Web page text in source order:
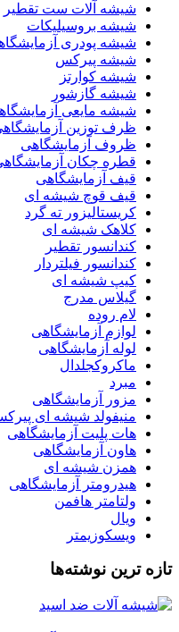
شیشه آلات ست تقطیر
شیشه بروسیلیکات
شیشه پودری
شیشه پیرکس
شیشه کوارتز
شیشه گازشور
شیشه مایعی
ظرف توزین
ظروف آزمایشگاهی
قطره چکان
قیف آزمایشگاهی
قیف قوچ شیشه ای
کریستالیزور ته گرد
کلاهک شیشه ای
کندانسور تقطیر
کندانسور فیلتردار
کیپ شیشه ای
گیلاس مدرج
لام روده
لوازم آزمایشگاهی
لوله آزمایشگاهی
ماکروکجلدال
مبرد
مزور آزمایشگاهی
منیفولد شیشه ای
هات پلیت آزمایشگاهی
هاون آزمایشگاهی
همزن شیشه ای
هیدرومتر آزمایشگاهی
ولتامتر هافمن
ویال
ویسکوزیمتر
تازه ترین نوشته‌ها